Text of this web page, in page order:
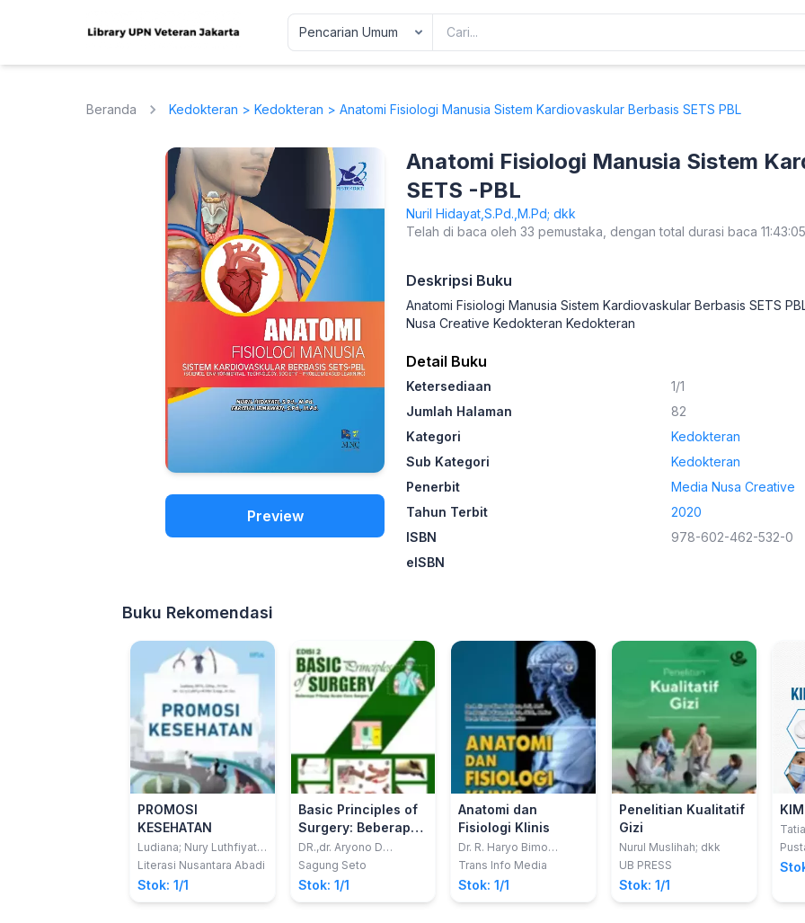
Beranda Kedokteran > Kedokteran > Anatomi Fisiologi Manusia Sistem Kardiovaskular Berbasis SETS PBL
Preview
Anatomi Fisiologi Manusia Sistem
SETS -PBL
Nuril Hidayat,S.Pd.,M.Pd; dkk
Telah di baca oleh 33 pemustaka, dengan total durasi baca 11:43:05
Deskripsi Buku
Anatomi Fisiologi Manusia Sistem Kardiovaskular Berbasis SETS
Nusa Creative Kedokteran Kedokteran
Detail Buku
Ketersediaan
1/1
Jumlah Halaman
82
Kategori
Kedokteran
Sub Kategori
Kedokteran
Penerbit
Media Nusa Creative
Tahun Terbit
2020
ISBN
978-602-462-532-0
eISBN
Buku Rekomendasi
PROMOSI
KESEHATAN
Ludiana; Nury Luthfiyatil
Fitri
Literasi Nusantara Abadi
Stok: 1/1
Basic Principles of
Surgery: Beberapa
Prinsip Acute Care
Surgery Edisi 2
DR.,dr. Aryono D
Pusponegoro SpB (K)
BD., FICS., FRCSEd (Ad
Hom).;Professor
Emeritus
Sagung Seto
Stok: 1/1
Anatomi dan
Fisiologi Klinis
Dr. R. Haryo Bimo
Setiarto, S.Si, M.Si.; Dr.
SKM., M.Kes.; Dr. dr.
Titus Tambaip, M.Kes.
Trans Info Media
Stok: 1/1
Penelitian Kualitatif
Gizi
Nurul Muslihah; dkk
UB PRESS
Stok: 1/1